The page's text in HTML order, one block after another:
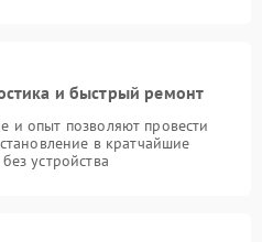
и быстрый ремонт
и опыт позволяют провести
в кратчайшие
устройства